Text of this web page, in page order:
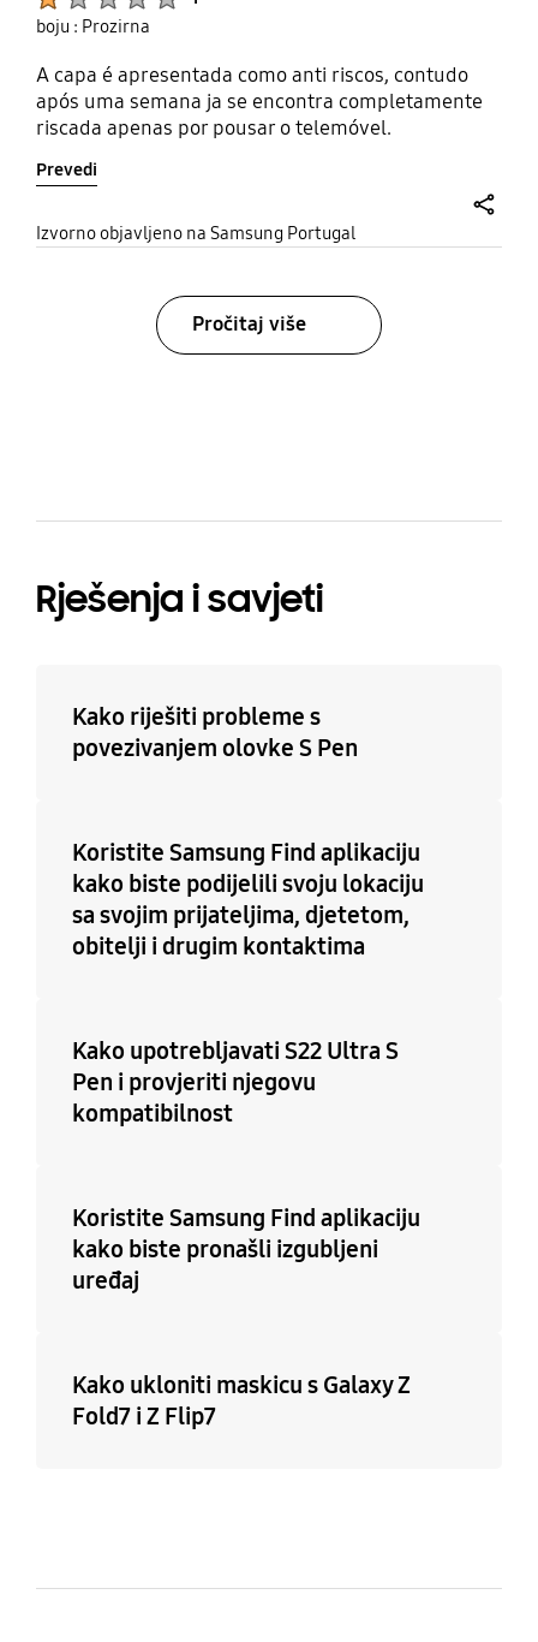
boju : Prozirna
A capa é apresentada como anti riscos, contudo
após uma semana ja se encontra completamente
riscada apenas por pousar o telemóvel.
Prevedi
Izvorno objavljeno na Samsung Portugal
Pročitaj više
Rješenja i savjeti
Kako riješiti probleme s
povezivanjem olovke S Pen
Koristite Samsung Find aplikaciju
kako biste podijelili svoju lokaciju
sa svojim prijateljima, djetetom,
obitelji i drugim kontaktima
Kako upotrebljavati S22 Ultra S
Pen i provjeriti njegovu
kompatibilnost
Koristite Samsung Find aplikaciju
kako biste pronašli izgubljeni
uređaj
Kako ukloniti maskicu s Galaxy Z
Fold7 i Z Flip7